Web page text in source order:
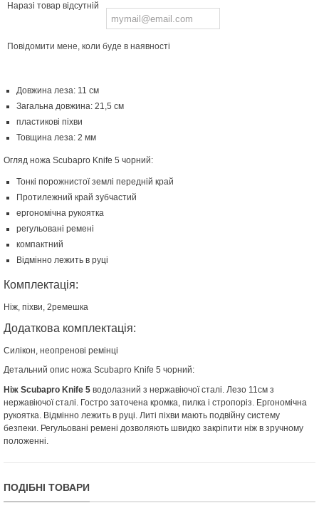
Наразі товар відсутній
Повідомити мене, коли буде в наявності
Довжина леза: 11 см
Загальна довжина: 21,5 см
пластикові піхви
Товщина леза: 2 мм
Огляд ножа Scubapro Knife 5 чорний:
Тонкі порожнистої землі передній край
Протилежний край зубчастий
ергономічна рукоятка
регульовані ремені
компактний
Відмінно лежить в руці
Комплектація:
Ніж, піхви, 2ремешка
Додаткова комплектація:
Силікон, неопренові ремінці
Детальний опис ножа Scubapro Knife 5 чорний:
Ніж Scubapro Knife 5 водолазний з нержавіючої сталі. Лезо 11см з
нержавіючої сталі. Гостро заточена кромка, пилка і стропоріз. Ергономічна
рукоятка. Відмінно лежить в руці. Литі піхви мають подвійну систему
безпеки. Регульовані ремені дозволяють швидко закріпити ніж в зручному
положенні.
ПОДІБНІ ТОВАРИ